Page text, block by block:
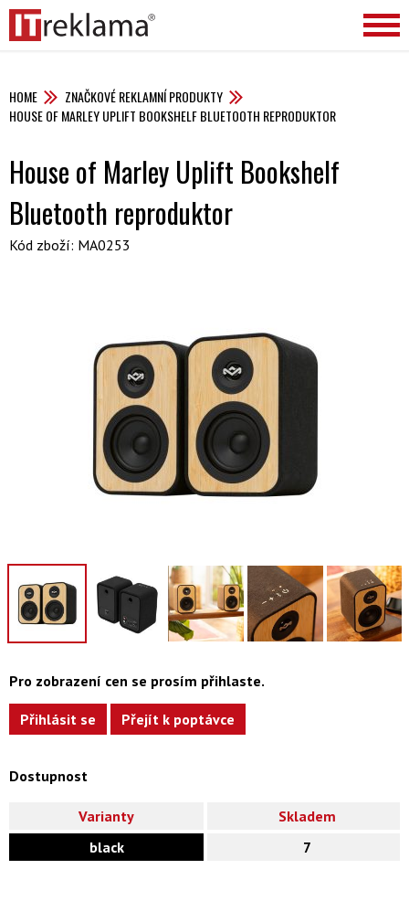
HOME
ZNAČKOVÉ REKLAMNÍ PRODUKTY
HOUSE OF MARLEY UPLIFT BOOKSHELF BLUETOOTH REPRODUKTOR
House of Marley Uplift Bookshelf
Bluetooth reproduktor
Kód zboží: MA0253
Pro zobrazení cen se prosím přihlaste.
Přihlásit se Přejít k poptávce
Dostupnost
Varianty
Skladem
black
7